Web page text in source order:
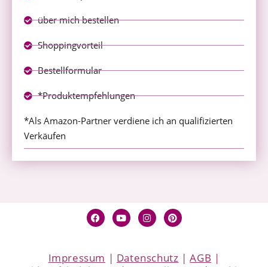
über mich bestellen
Shoppingvorteil
Bestellformular
*Produktempfehlungen
*Als Amazon-Partner verdiene ich an qualifizierten
Verkäufen
Impressum | Datenschutz |AGB |